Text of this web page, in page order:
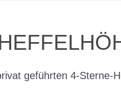
geführten 4-Sterne-